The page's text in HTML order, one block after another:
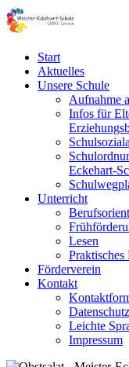
Start
Aktuelles
Unsere Schule
Aufnahme
Infos für
Eckehart-
Unterricht
Lesen
Praktisches
Förderverein
Kontakt
Datenschutz
Leichte
Impressum